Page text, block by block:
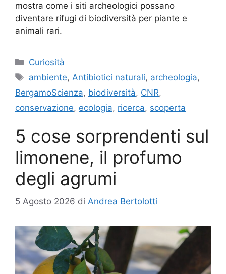
mostra come i siti archeologici possano
diventare rifugi di biodiversità per piante e
animali rari.
Categorie
Curiosità
Tag
ambiente,Antibiotici naturali, archeologia,
BergamoScienza, biodiversità, CNR,
conservazione, ecologia, ricerca, scoperta
5 cose sorprendenti sul
limonene, il profumo
degli agrumi
5 Agosto 2026 di Andrea Bertolotti